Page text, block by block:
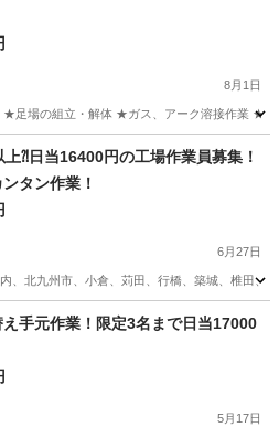
8月1日
場の組立・解体 ★ガス、アーク溶接作業 ★
業務⁈日当16400円の工場作業員募集！
タン作業！
6月27日
、北九州市、小倉、苅田、行橋、築城、椎田
カンタン
手元作業！限定3名まで日当17000
5月17日